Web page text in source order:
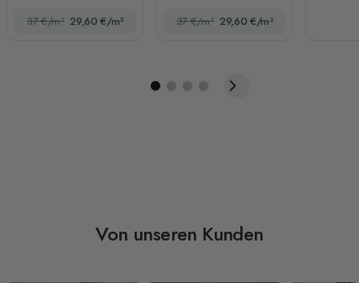
37 €/m² 29,60 €/m²
mit Mond
37 €/m² 29,60 €/m²
Von unseren Kunden